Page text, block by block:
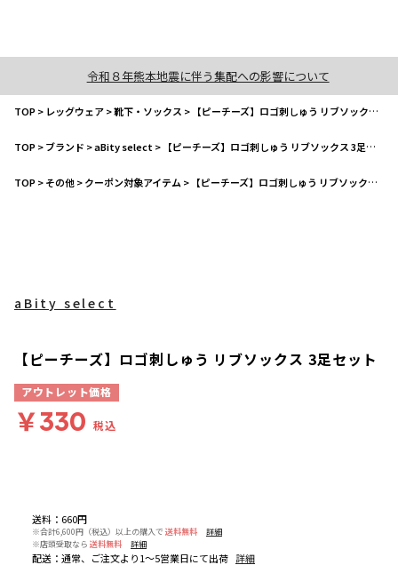
令和８年熊本地震に伴う集配への影響について
TOP> レッグウェア>靴下・ソックス > 【ピーチーズ】ロゴ刺しゅう リブソックス 3足セット
TOP>ブランド >aBity select > 【ピーチーズ】ロゴ刺しゅう リブソックス 3足セット
TOP>その他>クーポン対象アイテム > 【ピーチーズ】ロゴ刺しゅう リブソックス 3足セット
送料 ： 660円
※合計6,600円（税込）以上の購入で 送料無料
詳細
※店頭受取なら 送料無料 詳細
配送 ： 通常、ご注文より1～5営業日にて出荷 詳細
aBity select
【ピーチーズ】ロゴ刺しゅう リブソックス 3足セット
アウトレット価格
￥330 税込